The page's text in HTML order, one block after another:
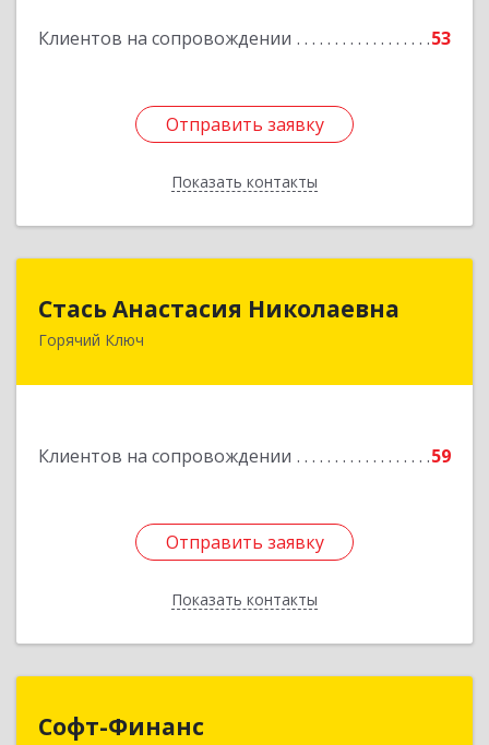
Клиентов на сопровождении 53
Отправить заявку
Показать контакты
Отправить заявку
Назад
Стась Анастасия Николаевна
Горячий Ключ
Клиентов на сопровождении 59
Отправить заявку
Показать контакты
353290, г. Горячий Ключ, ул. Ленина, д. 242,
Отправить заявку
Назад
Софт-Финанс